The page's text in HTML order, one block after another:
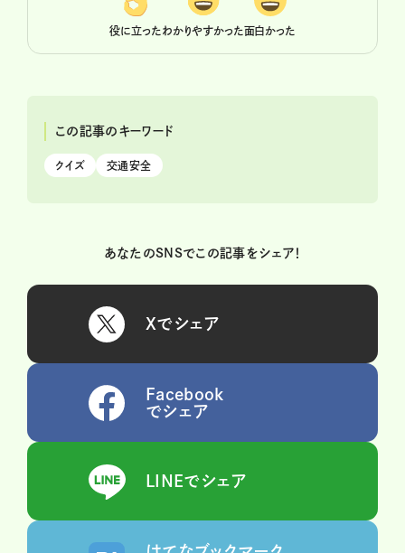
役に立ったわかりやすかった面白かった
この記事のキーワード
クイズ 交通安全
あなたのSNSでこの記事をシェア！
Xでシェア
Facebook
でシェア
LINEでシェア